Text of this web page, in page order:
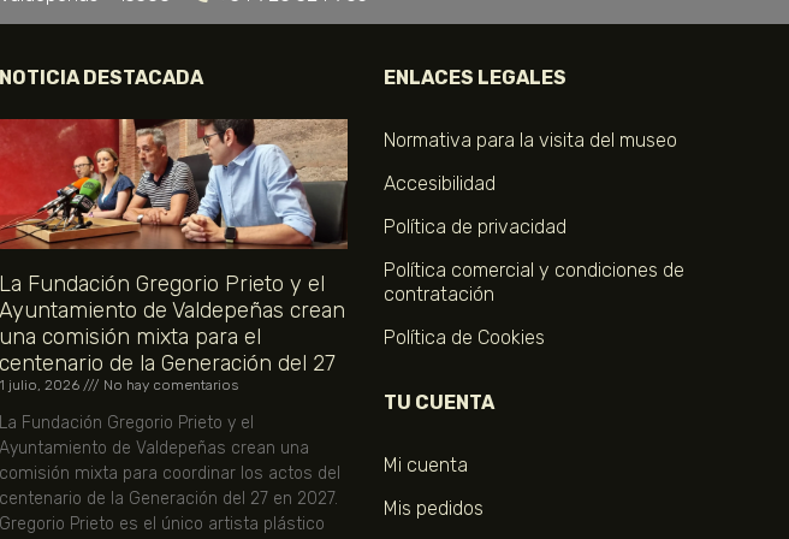
NOTICIA DESTACADA
La Fundación Gregorio Prieto y el
Ayuntamiento de Valdepeñas crean
una comisión mixta para el
centenario de la Generación del 27
1 julio, 2026 No hay comentarios
La Fundación Gregorio Prieto y el
Ayuntamiento de Valdepeñas crean una
comisión mixta para coordinar los actos del
centenario de la Generación del 27 en 2027.
Gregorio Prieto es el único artista plástico
ENLACES LEGALES
Normativa para la visita del museo
Accesibilidad
Política de privacidad
Política comercial y condiciones de
contratación
Política de Cookies
TU CUENTA
Mi cuenta
Mis pedidos